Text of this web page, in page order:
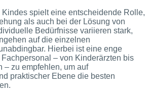
spielt eine entscheidende Rolle,
als auch bei der Lösung von
Bedürfnisse variieren stark,
auf die einzelnen
Hierbei ist eine enge
– von Kinderärzten bis
– zu empfehlen, um auf
praktischer Ebene die besten